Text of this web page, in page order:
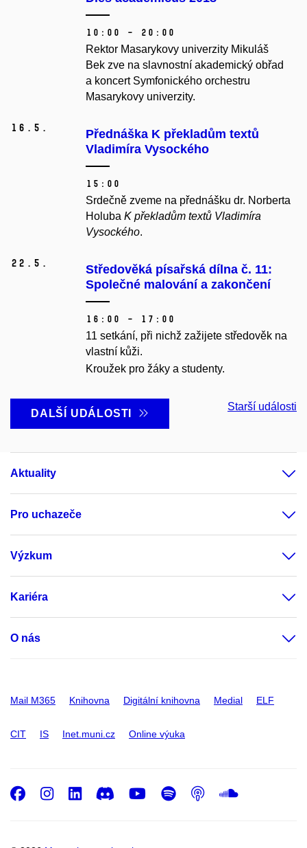
10:00 – 20:00
Rektor Masarykovy univerzity Mikuláš
Bek zve na slavnostní akademický obřad
a koncert Symfonického orchestru
Masarykovy univerzity.
16. 5.
Přednáška K překladům textů
Vladimíra Vysockého
15:00
Srdečně zveme na přednášku dr. Norberta
Holuba K překladům textů Vladimíra
Vysockého.
22. 5.
Středověká písařská dílna č. 11:
Společné malování a zakončení
16:00 – 17:00
11 setkání, při nichž zažijete středověk na
vlastní kůži.
Kroužek pro žáky a studenty.
DALŠÍ UDÁLOSTI
Starší události
Aktuality
Pro uchazeče
Výzkum
Kariéra
O nás
Mail M365 Knihovna Digitální knihovna Medial ELF
CIT IS Inet.muni.cz Online výuka
Facebook
Instagram
LinkedIn
DiscordYoutube
Spotify
Podcast